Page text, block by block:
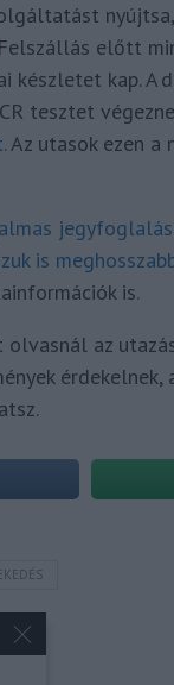
előtt
készletet kap.
tesztet
Az utasok ezen a
is
is.
az
érdekelnek,